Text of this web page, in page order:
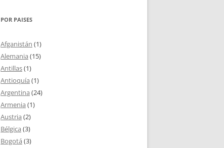
POR PAISES
Afganistán (1)
Alemania (15)
Antillas(1)
Antioquía (1)
Argentina (24)
Armenia (1)
Austria (2)
Bélgica (3)
Bogotá (3)